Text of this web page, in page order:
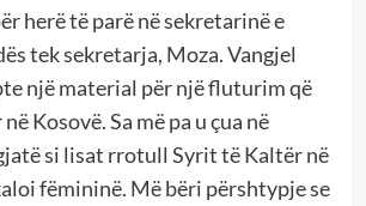
herë të parë në sekretarinë e
tek sekretarja, Moza. Vangjel
një material për një fluturim që
Kosovë. Sa më pa u çua në
si lisat rrotull Syrit të Kaltër në
fëmininë. Më bëri përshtypje se